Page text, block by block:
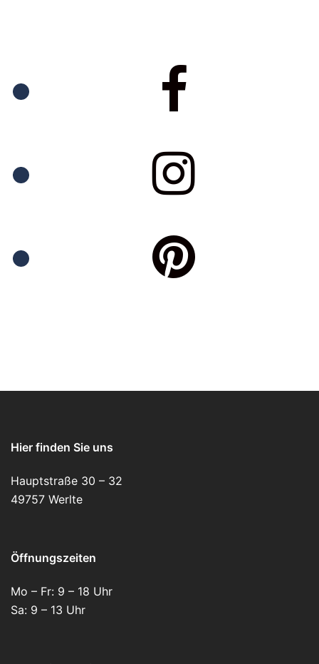
Hier finden Sie uns
Hauptstraße 30 – 32
49757 Werlte
Öffnungszeiten
Mo – Fr: 9 – 18 Uhr
Sa: 9 – 13 Uhr